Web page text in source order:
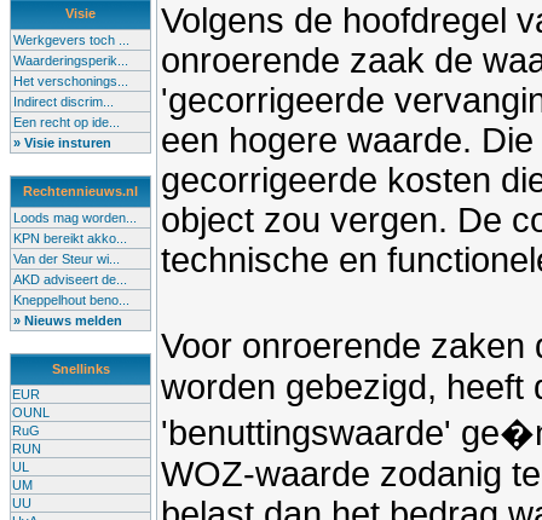
Visie
Werkgevers toch ...
Waarderingsperik...
Het verschonings...
Indirect discrim...
Een recht op ide...
» Visie insturen
Rechtennieuws.nl
Loods mag worden...
KPN bereikt akko...
Van der Steur wi...
AKD adviseert de...
Kneppelhout beno...
» Nieuws melden
Snellinks
EUR
OUNL
RuG
RUN
UL
UM
UU
Volgens de hoofdregel
onroerende zaak de
'gecorrigeerde
een hogere waarde.
gecorrigeerde kosten
object zou vergen. De
technische en
Voor onroerende
worden gebezigd, heeft
'benuttingswaarde'
WOZ-waarde zodanig